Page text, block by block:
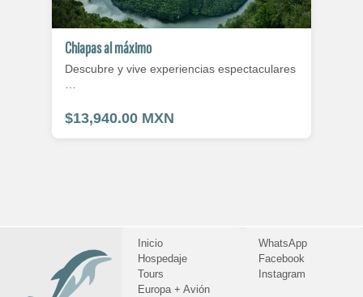
Chiapas al máximo
Descubre y vive experiencias espectaculares
…
$13,940.00 MXN
Inicio
Hospedaje
Tours
Europa + Avión
WhatsApp
Facebook
Instagram